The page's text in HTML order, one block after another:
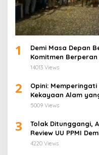
1
Demi Masa Depan
Komitmen
Terbarukan di
14013 Views
2
Opini:
Kekayaan Alam
5009 Views
3
Tolak Ditunggangi,
Review UU PPMI
4220 Views